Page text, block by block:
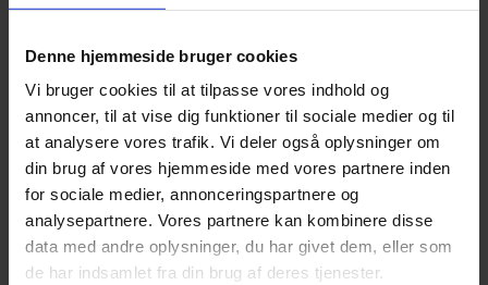
Denne hjemmeside bruger cookies
Vi bruger cookies til at tilpasse vores indhold og
annoncer, til at vise dig funktioner til sociale medier og til
at analysere vores trafik. Vi deler også oplysninger om
din brug af vores hjemmeside med vores partnere inden
for sociale medier, annonceringspartnere og
analysepartnere. Vores partnere kan kombinere disse
data med andre oplysninger, du har givet dem, eller som
de har indsamlet fra din brug af deres tjenester.
Tilføj til kurv
Varenummer:
Varekategori:Kornfrie Tyggesnacks,Naturlige Tyggesnacks
Varebeskrivelse Produktinformation
Oksehovedhud ca. 15 cm
100% okse.
Analyse: